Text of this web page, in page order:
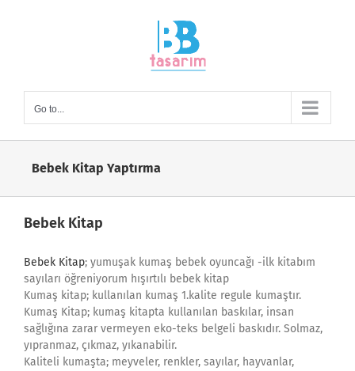
Go to...
Bebek Kitap Yaptırma
Bebek Kitap
Bebek Kitap; yumuşak kumaş bebek oyuncağı -ilk kitabım
sayıları öğreniyorum hışırtılı bebek kitap
Kumaş kitap; kullanılan kumaş 1.kalite regule kumaştır.
Kumaş Kitap; kumaş kitapta kullanılan baskılar, insan
sağlığına zarar vermeyen eko-teks belgeli baskıdır. Solmaz,
yıpranmaz, çıkmaz, yıkanabilir.
Kaliteli kumaşta; meyveler, renkler, sayılar, hayvanlar,